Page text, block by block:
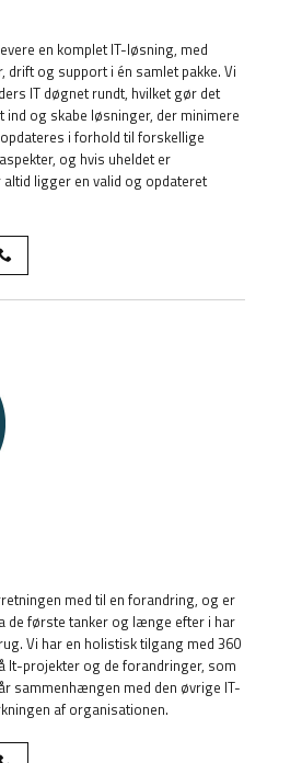
en komplet IT-løsning, med
drift og support i én samlet pakke. Vi
IT døgnet rundt, hvilket gør det
og skabe løsninger, der minimere
i forhold til forskellige
og hvis uheldet er
ligger en valid og opdateret
med til en forandring, og er
de første tanker og længe efter i har
Vi har en holistisk tilgang med 360
It-projekter og de forandringer, som
sammenhængen med den øvrige IT-
af organisationen.